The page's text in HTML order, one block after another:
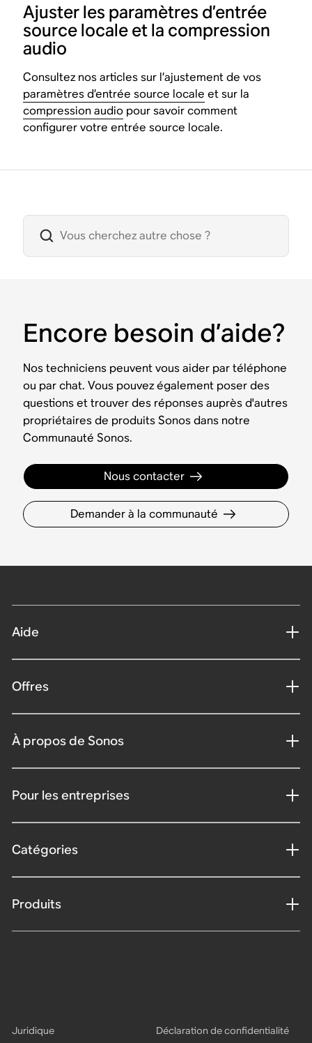
Ajuster les paramètres d’entrée
source locale et la compression
audio
Consultez nos articles sur l’ajustement de vos
paramètres d’entrée source locale et sur la
compression audio pour savoir comment
configurer votre entrée source locale.
Encore besoin d’aide?
Nos techniciens peuvent vous aider par téléphone
ou par chat. Vous pouvez également poser des
questions et trouver des réponses auprès d'autres
propriétaires de produits Sonos dans notre
Communauté Sonos.
Nous contacter
Demander à la communauté
Aide
Offres
À propos de Sonos
Pour les entreprises
Catégories
Produits
Juridique Déclaration de confidentialité